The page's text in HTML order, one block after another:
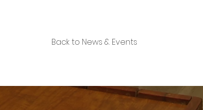
Back to News & Events